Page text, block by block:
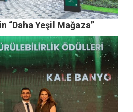
“Daha Yeşil Mağaza”